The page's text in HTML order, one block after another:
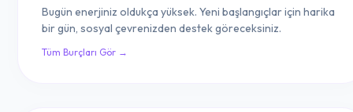
Bugün enerjiniz oldukça yüksek. Yeni başlangıçlar için harika
bir gün, sosyal çevrenizden destek göreceksiniz.
Tüm Burçları Gör →